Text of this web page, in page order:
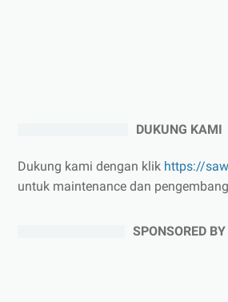
DUKUNG KAMI
Dukung kami dengan klik https://
untuk maintenance dan
SPONSORED BY